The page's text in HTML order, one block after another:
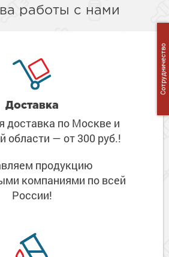
работы с нами
Доставка
доставка по Москве и
области — от 300 руб.!
продукцию
компаниями по всей
России!
Сотрудничество